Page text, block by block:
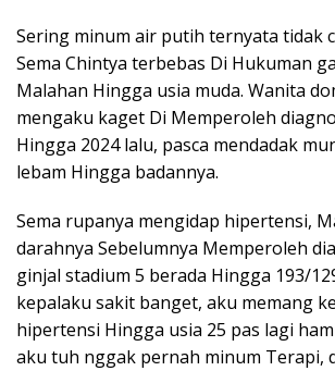
Sering minum air putih ternyata tidak
Sema Chintya terbebas Di Hukuman
Malahan Hingga usia muda. Wanita
mengaku kaget Di Memperoleh
Hingga 2024 lalu, pasca mendadak
lebam Hingga badannya.
Sema rupanya mengidap hipertensi,
darahnya Sebelumnya Memperoleh
ginjal stadium 5 berada Hingga 193/
kepalaku sakit banget, aku memang
hipertensi Hingga usia 25 pas lagi
aku tuh nggak pernah minum Terapi,